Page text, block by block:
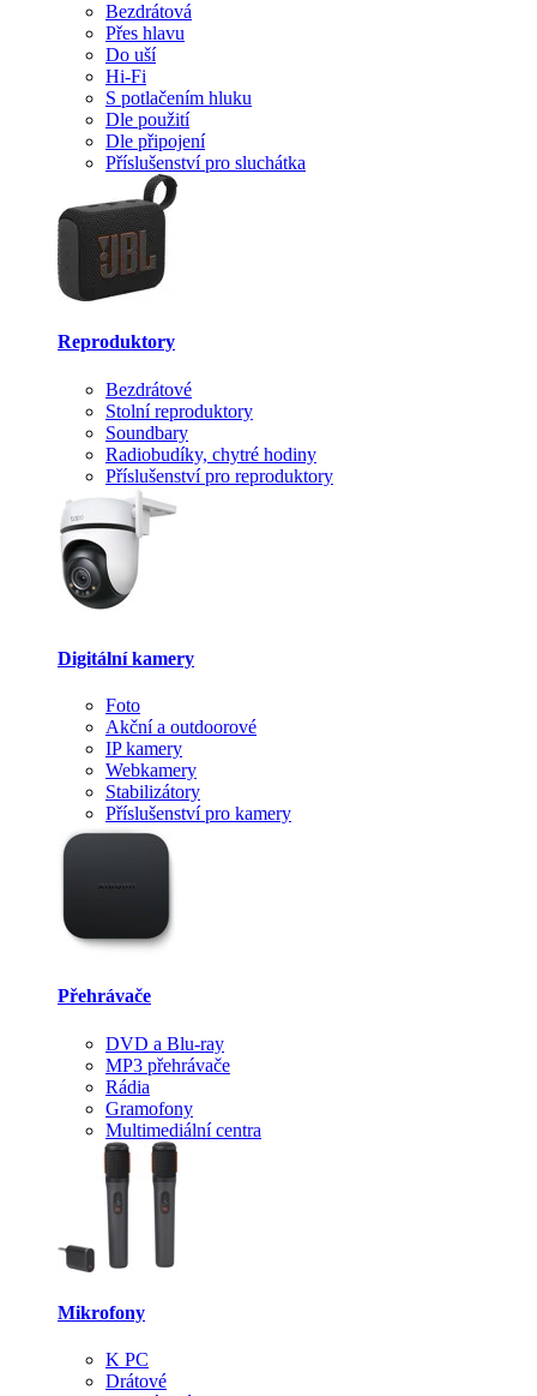
Bezdrátová
Přes hlavu
Do uší
Hi-Fi
S potlačením hluku
Dle použití
Dle připojení
Příslušenství pro sluchátka
Reproduktory
Bezdrátové
Stolní reproduktory
Soundbary
Radiobudíky, chytré hodiny
Příslušenství pro reproduktory
Digitální kamery
Foto
Akční a outdoorové
IP kamery
Webkamery
Stabilizátory
Příslušenství pro kamery
Přehrávače
DVD a Blu-ray
MP3 přehrávače
Rádia
Gramofony
Multimediální centra
Mikrofony
K PC
Drátové